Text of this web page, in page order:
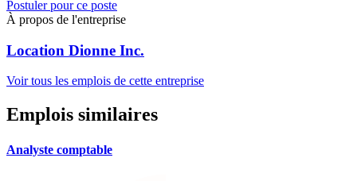
Postuler pour ce poste
À propos de l'entreprise
Location Dionne Inc.
Voir tous les emplois de cette entreprise
Emplois similaires
Analyste comptable